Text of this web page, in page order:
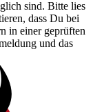
sind. Bitte lies
dass Du bei
in einer geprüften
und das